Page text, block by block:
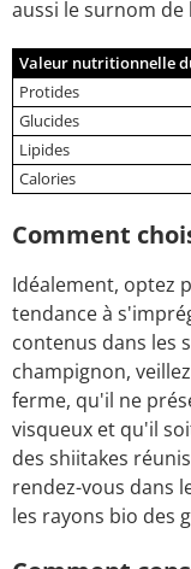
aussi le surnom de
Valeur nutritionnelle
Protides
Glucides
Lipides
Calories
Comment
Idéalement, optez
tendance à
contenus dans les
champignon,
ferme, qu'il ne
visqueux et qu'il
des shiitakes
rendez-vous dans
les rayons bio des